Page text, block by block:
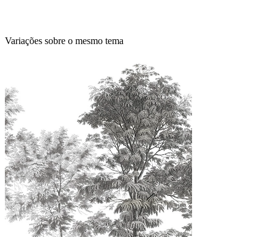
Variações sobre o mesmo tema